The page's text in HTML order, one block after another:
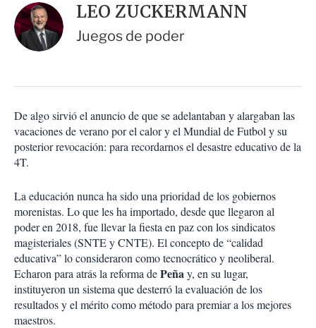
o
n
e
s
c
m
p
a
r
a
r
LEO ZUCKERMANN
Juegos de poder
De algo sirvió el anuncio de que se adelantaban y alargaban las
vacaciones de verano por el calor y el Mundial de Futbol y su
posterior revocación: para recordarnos el desastre educativo de la
4T.
La educación nunca ha sido una prioridad de los gobiernos
morenistas. Lo que les ha importado, desde que llegaron al
poder en 2018, fue llevar la fiesta en paz con los sindicatos
magisteriales (SNTE y CNTE). El concepto de “calidad
educativa” lo consideraron como tecnocrático y neoliberal.
Echaron para atrás la reforma dePeñay, en su lugar,
instituyeron un sistema que desterró la evaluación de los
resultados y el mérito como método para premiar a los mejores
maestros.